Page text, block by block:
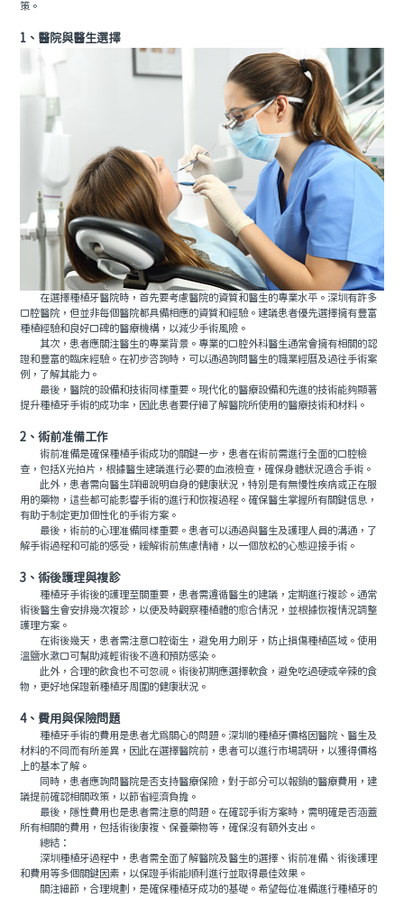
策。
1、醫院與醫生選擇
在選擇種植牙醫院時，首先要考慮醫院的資質和醫生的專業水平。深圳有許多
口腔醫院，但並非每個醫院都具備相應的資質和經驗。建議患者優先選擇擁有豐富
種植經驗和良好口碑的醫療機構，以減少手術風險。
其次，患者應關注醫生的專業背景。專業的口腔外科醫生通常會擁有相關的認
證和豐富的臨床經驗。在初步咨詢時，可以通過詢問醫生的職業經曆及過往手術案
例，了解其能力。
最後，醫院的設備和技術同樣重要。現代化的醫療設備和先進的技術能夠顯著
提升種植牙手術的成功率，因此患者要仔細了解醫院所使用的醫療技術和材料。
2、術前准備工作
術前准備是確保種植手術成功的關鍵一步，患者在術前需進行全面的口腔檢
查，包括X光拍片，根據醫生建議進行必要的血液檢查，確保身體狀況適合手術。
此外，患者需向醫生詳細說明自身的健康狀況，特別是有無慢性疾病或正在服
用的藥物，這些都可能影響手術的進行和恢複過程。確保醫生掌握所有關鍵信息，
有助于制定更加個性化的手術方案。
最後，術前的心理准備同樣重要。患者可以通過與醫生及護理人員的溝通，了
解手術過程和可能的感受，緩解術前焦慮情緒，以一個放松的心態迎接手術。
3、術後護理與複診
種植牙手術後的護理至關重要，患者需遵循醫生的建議，定期進行複診。通常
術後醫生會安排幾次複診，以便及時觀察種植體的愈合情況，並根據恢複情況調整
護理方案。
在術後幾天，患者需注意口腔衛生，避免用力刷牙，防止損傷種植區域。使用
溫鹽水漱口可幫助減輕術後不適和預防感染。
此外，合理的飲食也不可忽視。術後初期應選擇軟食，避免吃過硬或辛辣的食
物，更好地保證新種植牙周圍的健康狀況。
4、費用與保險問題
種植牙手術的費用是患者尤爲關心的問題。深圳的種植牙價格因醫院、醫生及
材料的不同而有所差異，因此在選擇醫院前，患者可以進行市場調研，以獲得價格
上的基本了解。
同時，患者應詢問醫院是否支持醫療保險，對于部分可以報銷的醫療費用，建
議提前確認相關政策，以節省經濟負擔。
最後，隱性費用也是患者需注意的問題。在確認手術方案時，需明確是否涵蓋
所有相關的費用，包括術後康複、保養藥物等，確保沒有額外支出。
總結：
深圳種植牙過程中，患者需全面了解醫院及醫生的選擇、術前准備、術後護理
和費用等多個關鍵因素，以保證手術能順利進行並取得最佳效果。
關注細節，合理規劃，是確保種植牙成功的基礎。希望每位准備進行種植牙的